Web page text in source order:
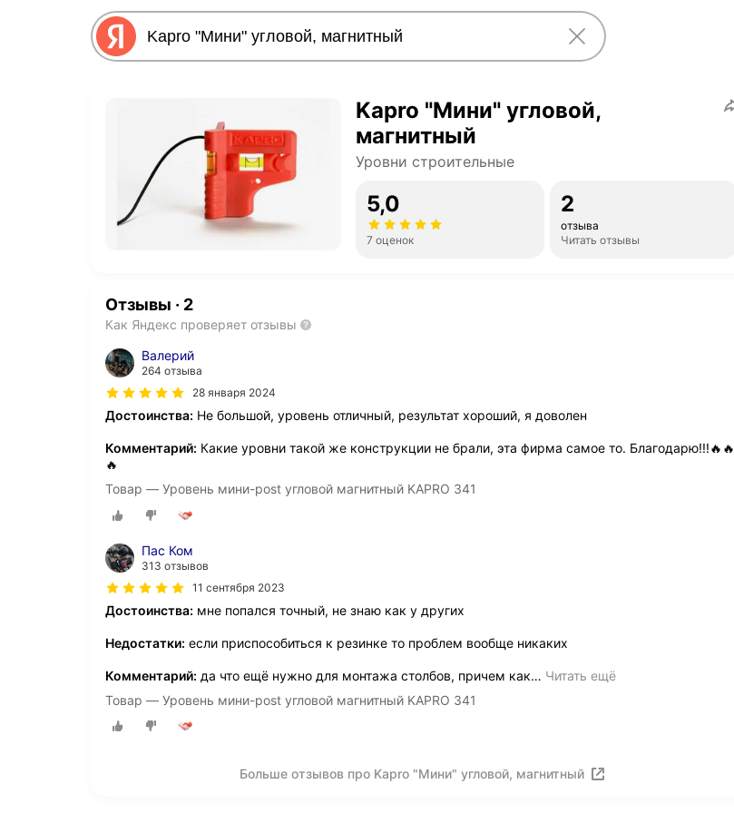
Kapro "Мини" угловой,
магнитный
Уровни строительные
5,0
7 оценок
2
отзыва
Читать отзывы
Отзывы · 2
Как Яндекс проверяет отзывы
Валерий
264 отзыва
28 января 2024
Достоинства: Не большой, уровень отличный, результат хороший, я доволен
Комментарий: Какие уровни такой же конструкции не брали, эта фирма самое то. Благодарю!!!🔥🔥
🔥
Товар — Уровень мини-post угловой магнитный KAPRO 341
Пас Ком
313 отзывов
11 сентября 2023
Достоинства: мне попался точный, не знаю как у других
Недостатки: если приспособиться к резинке то проблем вообще никаких
Комментарий: да что ещё нужно для монтажа столбов, причем как… Читать ещё
Товар — Уровень мини-post угловой магнитный KAPRO 341
Больше отзывов про Kapro "Мини" угловой, магнитный